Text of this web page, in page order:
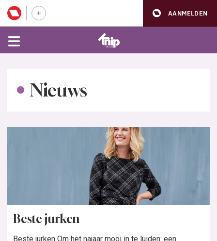
AANMELDEN
Nieuws
Beste jurken
Beste jurken Om het najaar mooi in te luiden: een